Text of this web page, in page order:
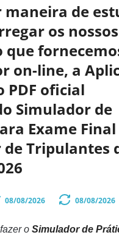
maneira de
os nossos
que
on-line, a
PDF oficial
Simulador de
Exame Final
Tripulantes
08/08/2026 08/08/2026
o Simulador de